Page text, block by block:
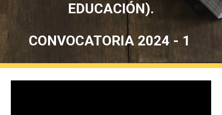
EDUCACIÓN).
CONVOCATORIA 2024 - 1